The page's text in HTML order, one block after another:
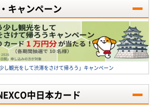
キャンペーン
し観光をして渋滞をさけて帰ろう」キャンペーン
中日本カード